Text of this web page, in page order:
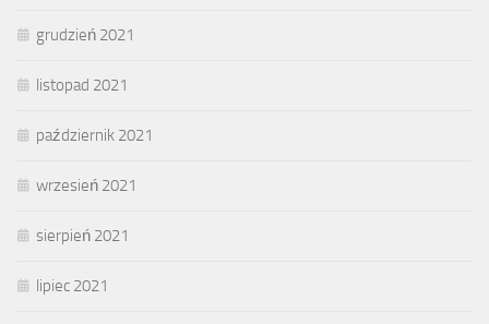
grudzień 2021
listopad 2021
październik 2021
wrzesień 2021
sierpień 2021
lipiec 2021